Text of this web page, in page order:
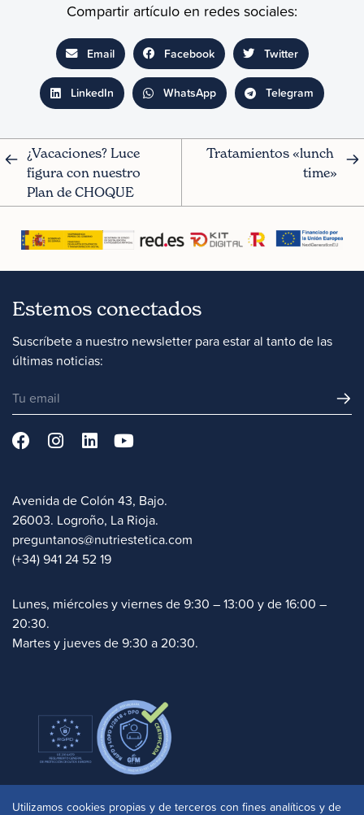
Utilizamos cookies propias y de terceros con fines analíticos y de
Compartir artículo en redes sociales:
Email Facebook Twitter
LinkedIn WhatsApp Telegram
¿Vacaciones? Luce
figura con nuestro
Plan de CHOQUE
Tratamientos «lunch
time»
Estemos conectados
Suscríbete a nuestro newsletter para estar al tanto de las
últimas noticias:
Avenida de Colón 43, Bajo.
26003. Logroño, La Rioja.
preguntanos@nutriestetica.com
(+34) 941 24 52 19
Lunes, miércoles y viernes de 9:30 – 13:00 y de 16:00 –
20:30.
Martes y jueves de 9:30 a 20:30.
Politica de cookies |Aviso legal |Privacidad |